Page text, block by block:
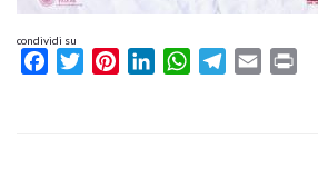
condividi su
FacebookTwitterPinterestLinkedInWhatsAppTelegram
Email